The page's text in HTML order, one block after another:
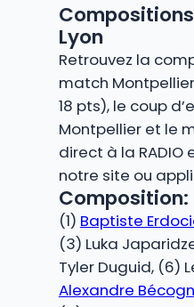
Lyon
Retrouvez la
match Montpellier
18 pts), le coup
Montpellier et le
direct à la RADIO
notre site ou
Composition:
(1) Baptiste
(3) Luka
Tyler Duguid, (6)
Alexandre